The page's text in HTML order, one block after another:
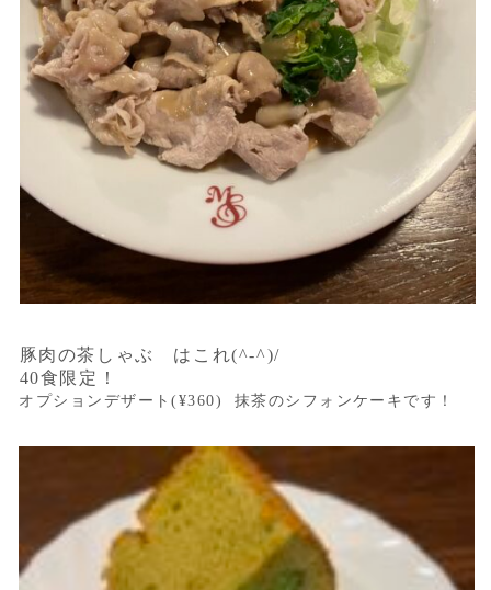
豚肉の茶しゃぶ はこれ(^-^)/
40食限定！
オプションデザート(¥360) 抹茶のシフォンケーキです！